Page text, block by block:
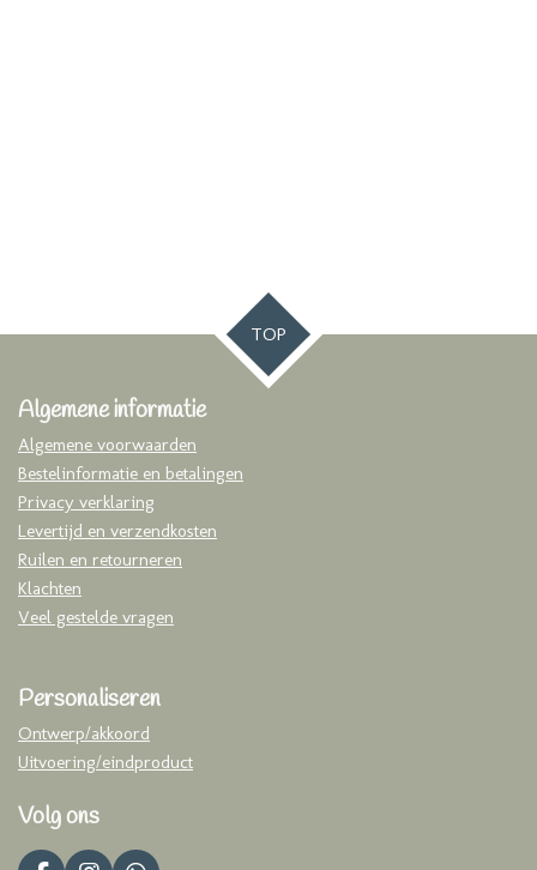
TOP
Algemene informatie
Algemene voorwaarden
Bestelinformatie en betalingen
Privacy verklaring
Levertijd en verzendkosten
Ruilen en retourneren
Klachten
Veel gestelde vragen
Personaliseren
Ontwerp/akkoord
Uitvoering/eindproduct
Volg ons